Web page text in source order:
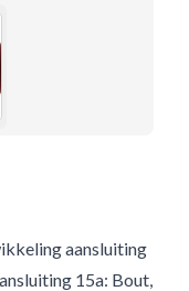
aansluiting
15a: Bout,